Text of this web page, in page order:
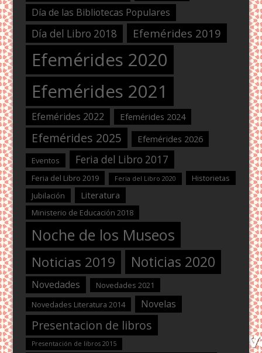
Día de las Bibliotecas Populares
Día del Libro 2018 Efemérides 2019
Efemérides 2020
Efemérides 2021
Efemérides 2022 Efemérides 2024
Efemérides 2025 Efemérides 2026
Eventos Feria del Libro 2017
Feria del Libro 2019 Feria del Libro 2020
Historietas
Jubilación
Literatura
Ministerio de Educación 2018
Noche de los Museos
Noticias 2019 Noticias 2020
Novedades
Novedades 2021
Novedades Literatura 2014
Novelas
Presentacion de libros
Presentación de libros 2015